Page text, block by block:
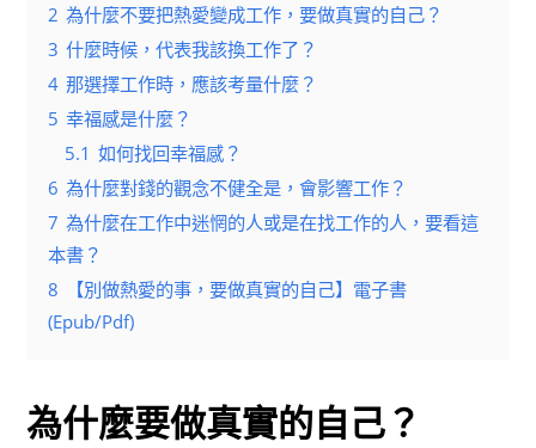
2 為什麼不要把熱愛變成工作，要做真實的自己？
3 什麼時候，代表我該換工作了？
4 那選擇工作時，應該考量什麼？
5 幸福感是什麼？
5.1 如何找回幸福感？
6 為什麼對錢的觀念不健全是，會影響工作？
7 為什麼在工作中迷惘的人或是在找工作的人，要看這
本書？
8
【別做熱愛的事，要做真實的自己】電子書
(Epub/Pdf)
為什麼要做真實的自己？